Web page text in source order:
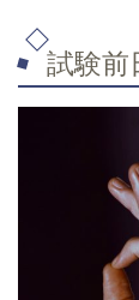
試験前